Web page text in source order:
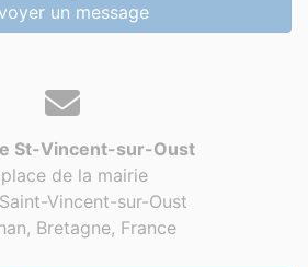
un message
St-Vincent-sur-Oust
de la mairie
Vincent-sur-Oust
Bretagne, France